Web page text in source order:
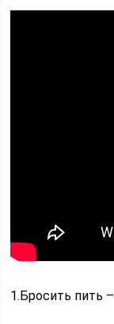
1.Бросить пить